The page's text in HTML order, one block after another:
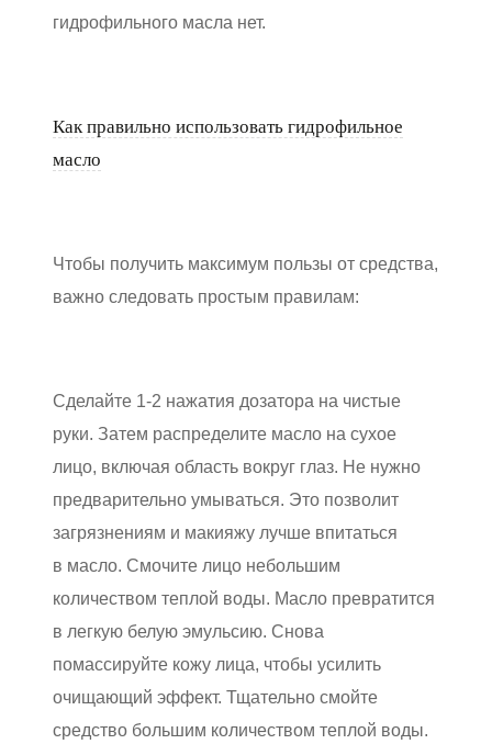
гидрофильного масла нет.
Как правильно использовать гидрофильное
масло
Чтобы получить максимум пользы от средства,
важно следовать простым правилам:
Сделайте 1-2 нажатия дозатора на чистые
руки. Затем распределите масло на сухое
лицо, включая область вокруг глаз. Не нужно
предварительно умываться. Это позволит
загрязнениям и макияжу лучше впитаться
в масло. Смочите лицо небольшим
количеством теплой воды. Масло превратится
в легкую белую эмульсию. Снова
помассируйте кожу лица, чтобы усилить
очищающий эффект. Тщательно смойте
средство большим количеством теплой воды.